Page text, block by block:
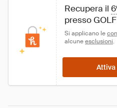
Recupera il
presso
Si applicano le
alcune esclusioni.
Attiva